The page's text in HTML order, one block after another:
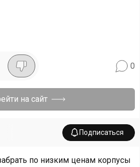
0
на сайт
Подписаться
по низким ценам корпусы